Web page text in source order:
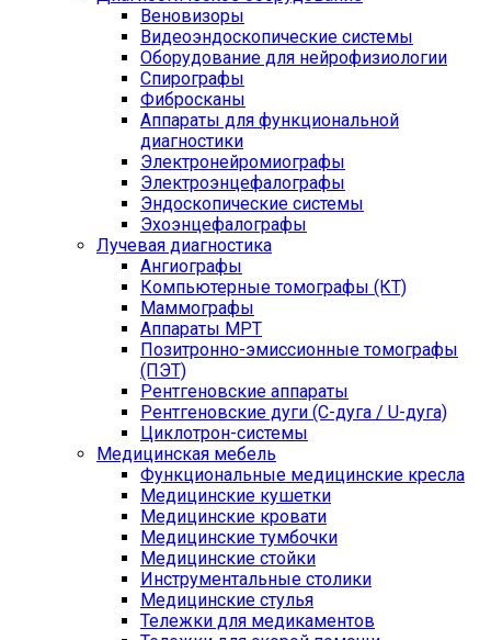
Веновизоры
Видеоэндоскопические системы
Оборудование для нейрофизиологии
Спирографы
Фибросканы
Аппараты для функциональной
диагностики
Электронейромиографы
Электроэнцефалографы
Эндоскопические системы
Эхоэнцефалографы
Лучевая диагностика
Ангиографы
Компьютерные томографы (КТ)
Маммографы
Аппараты МРТ
Позитронно-эмиссионные томографы
(ПЭТ)
Рентгеновские аппараты
Рентгеновские дуги (С-дуга / U-дуга)
Циклотрон-системы
Медицинская мебель
Функциональные медицинские кресла
Медицинские кушетки
Медицинские кровати
Медицинские тумбочки
Медицинские стойки
Инструментальные столики
Медицинские стулья
Тележки для медикаментов